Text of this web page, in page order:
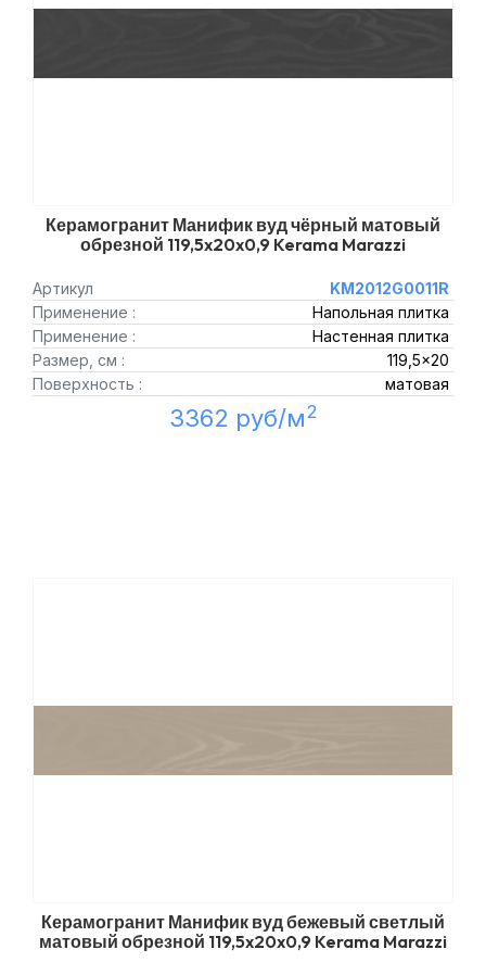
Керамогранит Манифик вуд чёрный матовый
обрезной 119,5x20x0,9 Kerama Marazzi
Артикул
KM2012G0011R
Применение :
Напольная плитка
Применение :
Настенная плитка
Размер, см :
119,5x20
Поверхность :
матовая
3362 руб/м2
Керамогранит Манифик вуд бежевый светлый
матовый обрезной 119,5x20x0,9 Kerama Marazzi